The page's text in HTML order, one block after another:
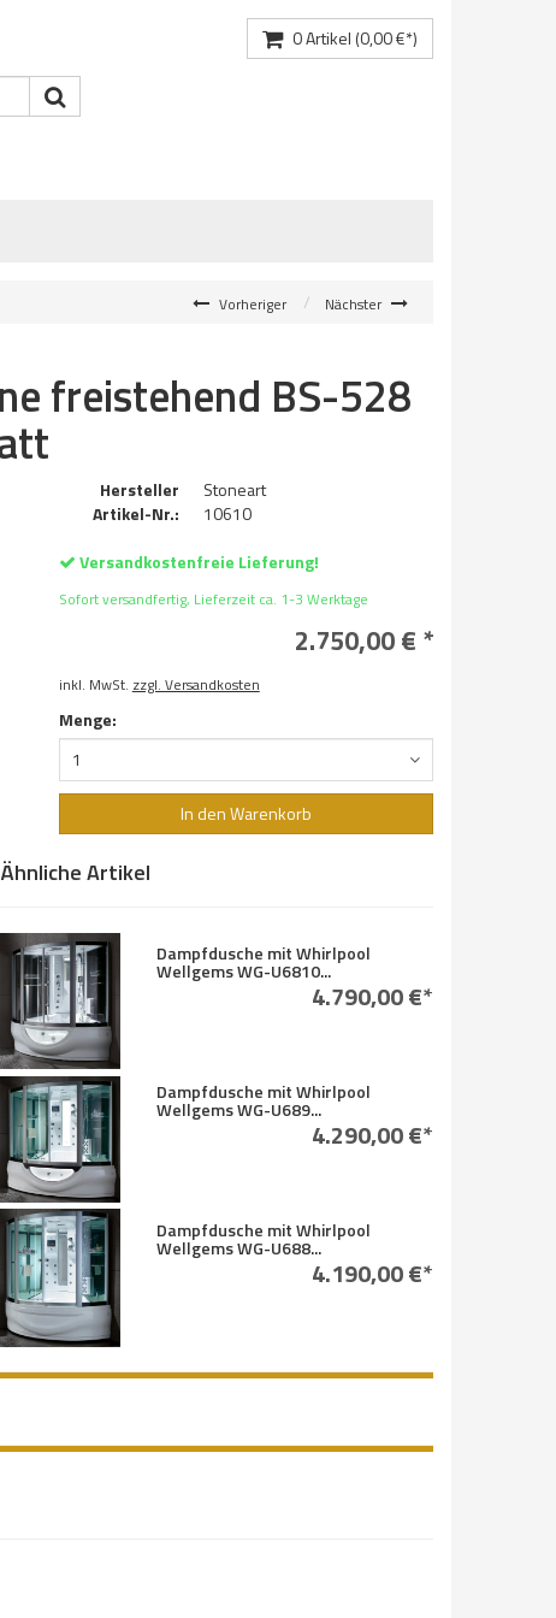
0Artikel (0,00 €*)
Vorheriger Nächster
freistehend BS-528
Hersteller
Stoneart
Artikel-Nr.:
10610
Versandkostenfreie Lieferung!
Sofort versandfertig, Lieferzeit ca. 1-3 Werktage
2.750,00 € *
inkl. MwSt. zzgl. Versandkosten
Menge:
1
In den Warenkorb
Ähnliche Artikel
Dampfdusche mit Whirlpool
Wellgems WG-U6810...
4.790,00 €*
Dampfdusche mit Whirlpool
Wellgems WG-U689...
4.290,00 €*
Dampfdusche mit Whirlpool
Wellgems WG-U688...
4.190,00 €*